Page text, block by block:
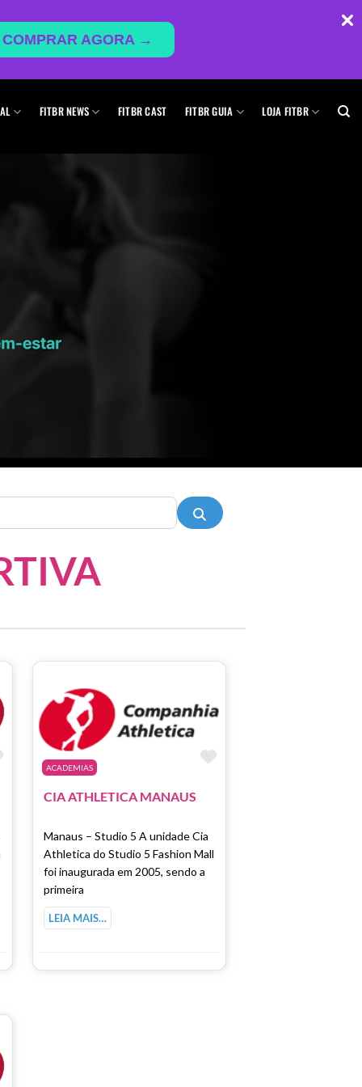
COMPRAR AGORA →
FITBR NEWS FITBR CAST FITBR GUIA LOJA FITBR
Pesquisar
Marcar como Favorito
ACADEMIAS
Marcar como
CIA ATHLETICA MANAUS
Manaus – Studio 5 A unidade Cia
Athletica do Studio 5 Fashion Mall
foi inaugurada em 2005, sendo a
primeira
LEIA MAIS…